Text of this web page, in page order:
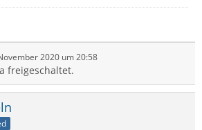
2020 um 20:58
freigeschaltet.